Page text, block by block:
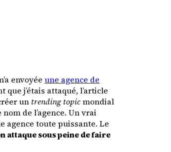
envoyée une agence de
j’étais attaqué, l’article
un trending topicmondial
de l’agence. Un vrai
agence toute puissante. Le
attaque sous peine de faire